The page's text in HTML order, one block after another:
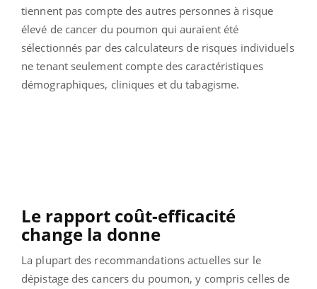
tiennent pas compte des autres personnes à risque
élevé de cancer du poumon qui auraient été
sélectionnés par des calculateurs de risques individuels
ne tenant seulement compte des caractéristiques
démographiques, cliniques et du tabagisme.
Le rapport coût-efficacité
change la donne
La plupart des recommandations actuelles sur le
dépistage des cancers du poumon, y compris celles de